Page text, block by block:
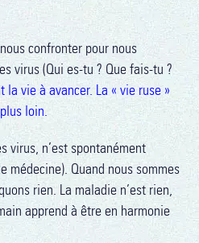
confronter pour nous
virus (Qui es-tu ? Que fais-tu ?
la vie à avancer. La « vie ruse »
loin.
virus, n’est spontanément
médecine). Quand nous sommes
rien. La maladie n’est rien,
apprend à être en harmonie